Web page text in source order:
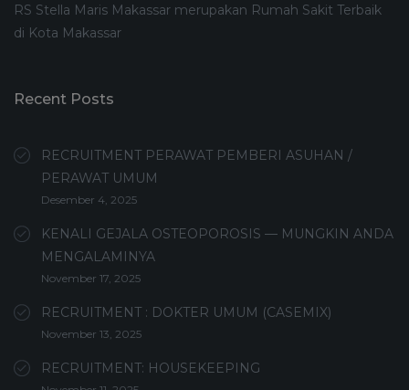
RS Stella Maris Makassar merupakan Rumah Sakit Terbaik
di Kota Makassar
Recent Posts
RECRUITMENT PERAWAT PEMBERI ASUHAN /
PERAWAT UMUM
Desember 4, 2025
KENALI GEJALA OSTEOPOROSIS — MUNGKIN ANDA
MENGALAMINYA
November 17, 2025
RECRUITMENT : DOKTER UMUM (CASEMIX)
November 13, 2025
RECRUITMENT: HOUSEKEEPING